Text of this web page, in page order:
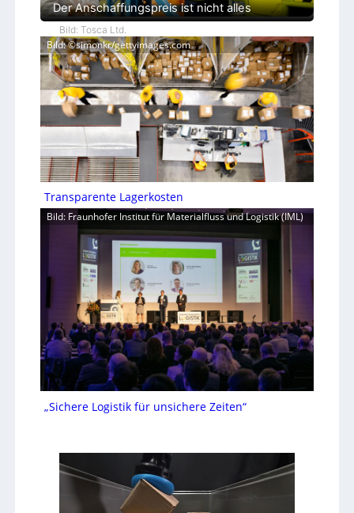
Der Anschaffungspreis ist nicht alles
Bild: Tosca Ltd.
Bild: ©simonkr/gettyimages.com
Transparente Lagerkosten
Bild: Fraunhofer Institut für Materialfluss und Logistik (IML)
„Sichere Logistik für unsichere Zeiten“